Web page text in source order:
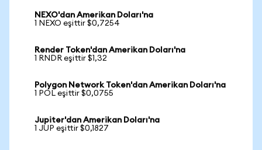
NEXO'dan Amerikan Doları'na
1 NEXO eşittir $0,7254
Render Token'dan Amerikan Doları'na
1 RNDR eşittir $1,32
Polygon Network Token'dan Amerikan Doları'na
1 POL eşittir $0,0755
Jupiter'dan Amerikan Doları'na
1 JUP eşittir $0,1827